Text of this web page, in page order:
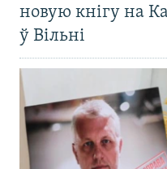
новую кнігу на
ў Вільні